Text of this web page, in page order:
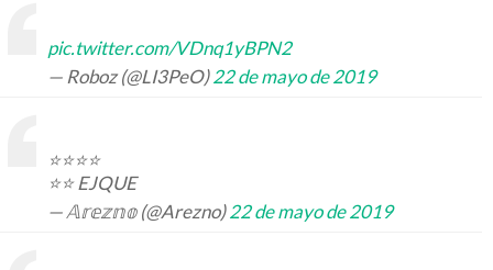
pic.twitter.com/VDnq1yBPN2
— Roboz (@LI3PeO)22 de mayo de 2019
⭐⭐⭐⭐
⭐⭐ EJQUE
— 𝔸𝕣𝕖𝕫𝕟𝕠 (@Arezno)22 de mayo de 2019